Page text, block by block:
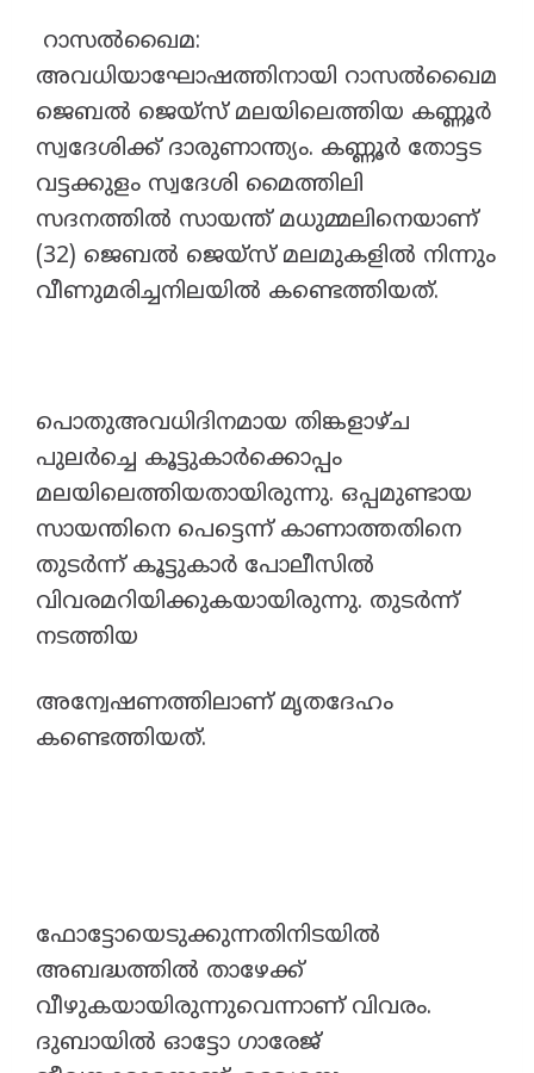
റാസൽഖൈമ:
അവധിയാഘോഷത്തിനായി റാസൽഖൈമ
ജെബൽ ജെയ്‌സ് മലയിലെത്തിയ കണ്ണൂർ
സ്വദേശിക്ക് ദാരുണാന്ത്യം. കണ്ണൂർ തോട്ടട
വട്ടക്കുളം സ്വദേശി മൈത്തിലി
സദനത്തിൽ സായന്ത് മധുമ്മലിനെയാണ്
(32) ജെബൽ ജെയ്സ് മലമുകളിൽ നിന്നും
വീണുമരിച്ചനിലയിൽ കണ്ടെത്തിയത്.
പൊതുഅവധിദിനമായ തിങ്കളാഴ്ച
പുലർച്ചെ കൂട്ടുകാർക്കൊപ്പം
മലയിലെത്തിയതായിരുന്നു. ഒപ്പമുണ്ടായ
സായന്തിനെ പെട്ടെന്ന് കാണാത്തതിനെ
തുടർന്ന് കൂട്ടുകാർ പോലീസിൽ
വിവരമറിയിക്കുകയായിരുന്നു. തുടർന്ന്
നടത്തിയ
അന്വേഷണത്തിലാണ് മൃതദേഹം
കണ്ടെത്തിയത്.
ഫോട്ടോയെടുക്കുന്നതിനിടയിൽ
അബദ്ധത്തിൽ താഴേക്ക്
വീഴുകയായിരുന്നുവെന്നാണ് വിവരം.
ദുബായിൽ ഓട്ടോ ഗാരേജ്